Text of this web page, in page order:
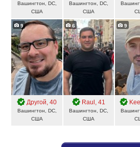
Вашингтон, DC,
США
Вашингтон, DC,
США
9
Другой, 40
Вашингтон, DC,
США
6
Raul , 41
Вашингтон, DC,
США
9